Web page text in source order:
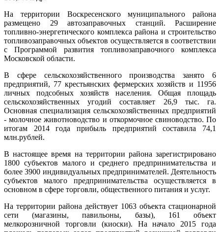
На территории Воскресенского муниципального района
размещено 29 автозаправочных станций. Расширение
топливно-энергетического комплекса района и строительство
топливозаправочных объектов осуществляется в соответствии
с Программой развития топливозаправочного комплекса
Московской области.
В сфере сельскохозяйственного производства занято 6
предприятий, 77 крестьянских фермерских хозяйств и 11956
личных подсобных хозяйств населения. Общая площадь
сельскохозяйственных угодий составляет 26,9 тыс. га.
Основная специализация сельскохозяйственных предприятий
- молочное животноводство и откормочное свиноводство. По
итогам 2014 года прибыль предприятий составила 74,1
млн.рублей.
В настоящее время на территории района зарегистрировано
1800 субъектов малого и среднего предпринимательства и
более 3900 индивидуальных предпринимателей. Деятельность
субъектов малого предпринимательства осуществляется в
основном в сфере торговли, общественного питания и услуг.
На территории района действует 1063 объекта стационарной
сети (магазины, павильоны, базы), 161 объект
мелкорозничной торговли (киоски). На начало 2015 года